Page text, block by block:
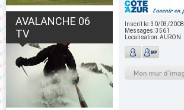
AVALANCHE 06
TV
Inscrit le:30/03/2008
Messages:3561
Localisation:AURON